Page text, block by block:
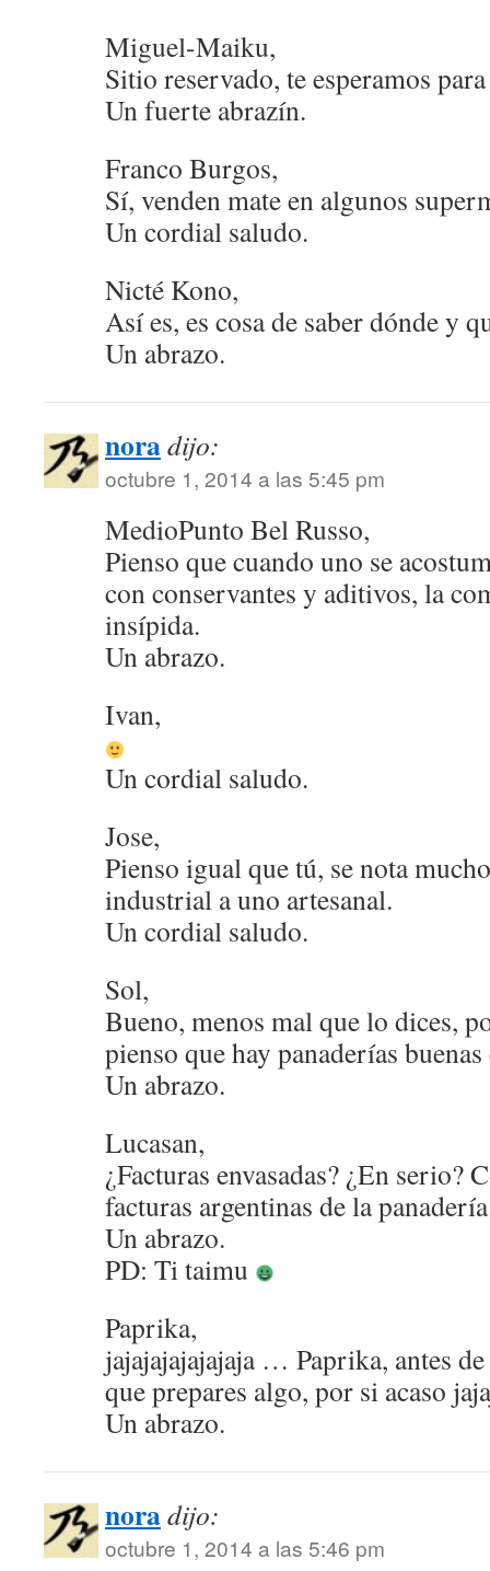
Miguel-Maiku,
Sitio reservado, te esperamos
Un fuerte abrazín.
Franco Burgos,
Sí, venden mate en algunos
Un cordial saludo.
Nicté Kono,
Así es, es cosa de saber dónde y
Un abrazo.
noradijo:
octubre 1, 2014 a las 5:45 pm
MedioPunto Bel Russo,
Pienso que cuando uno se
con conservantes y aditivos, la
insípida.
Un abrazo.
Ivan,
Un cordial saludo.
Jose,
Pienso igual que tú, se nota
industrial a uno artesanal.
Un cordial saludo.
Sol,
Bueno, menos mal que lo dices,
pienso que hay panaderías
Un abrazo.
Lucasan,
¿Facturas envasadas? ¿En serio?
facturas argentinas de la
Un abrazo.
PD: Ti taimu
Paprika,
jajajajajajajaja … Paprika, antes
que prepares algo, por si acaso
Un abrazo.
noradijo:
octubre 1, 2014 a las 5:46 pm